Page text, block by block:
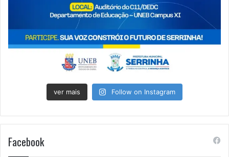
ver mais Follow on Instagram
Facebook